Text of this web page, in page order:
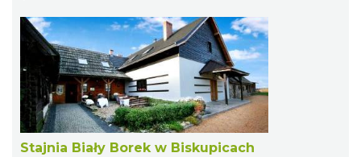
Stajnia Biały Borek w Biskupicach